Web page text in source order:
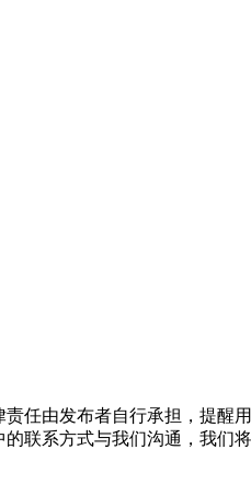
任由发布者自行承担，提醒用
联系方式与我们沟通，我们